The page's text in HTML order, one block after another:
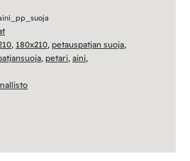
, 180x210, petauspatjan suoja,
, petari, aini,